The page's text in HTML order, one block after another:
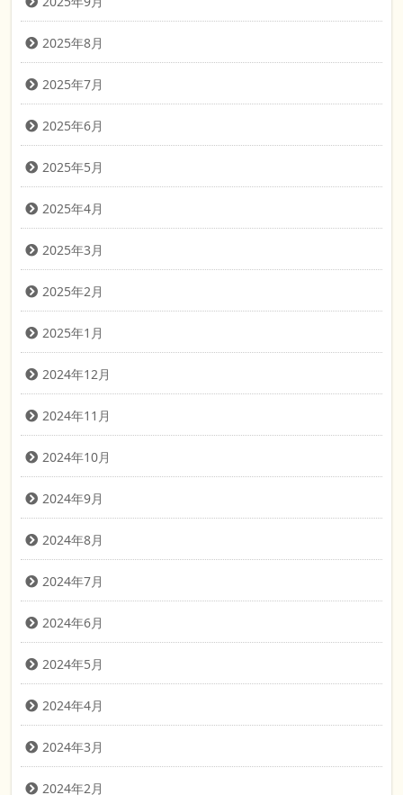
2025年8月
2025年7月
2025年6月
2025年5月
2025年4月
2025年3月
2025年2月
2025年1月
2024年12月
2024年11月
2024年10月
2024年9月
2024年8月
2024年7月
2024年6月
2024年5月
2024年4月
2024年3月
2024年2月